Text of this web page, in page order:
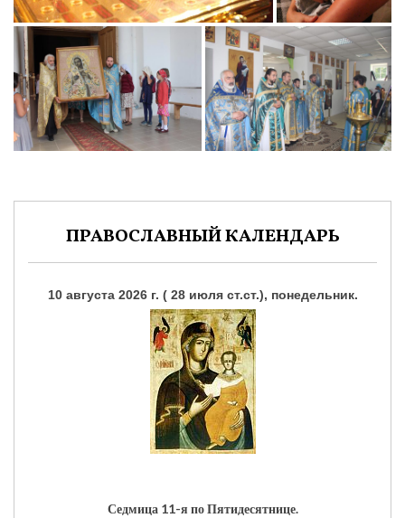
ПРАВОСЛАВНЫЙ КАЛЕНДАРЬ
10 августа 2026 г. ( 28 июля ст.ст.), понедельник.
Седмица 11-я по Пятидесятнице.